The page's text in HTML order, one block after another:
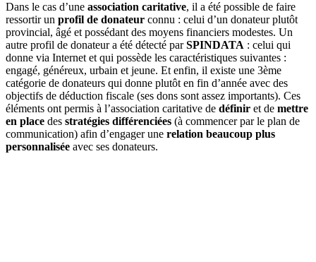
Dans le cas d’une association caritative, il a été possible de faire
ressortir un profil de donateur connu : celui d’un donateur plutôt
provincial, âgé et possédant des moyens financiers modestes. Un
autre profil de donateur a été détecté parSPINDATA : celui qui
donne via Internet et qui possède les caractéristiques suivantes :
engagé, généreux, urbain et jeune. Et enfin, il existe une 3ème
catégorie de donateurs qui donne plutôt en fin d’année avec des
objectifs de déduction fiscale (ses dons sont assez importants). Ces
éléments ont permis à l’association caritative de définir et de mettre
en place des stratégies différenciées (à commencer par le plan de
communication) afin d’engager une relation beaucoup plus
personnalisée avec ses donateurs.